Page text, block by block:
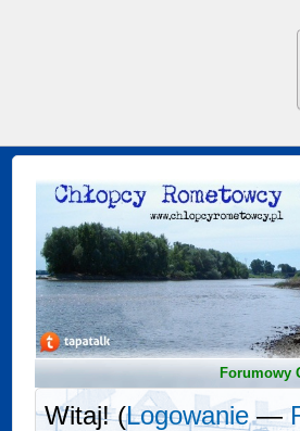
Forumowy
Witaj! (Logowanie—